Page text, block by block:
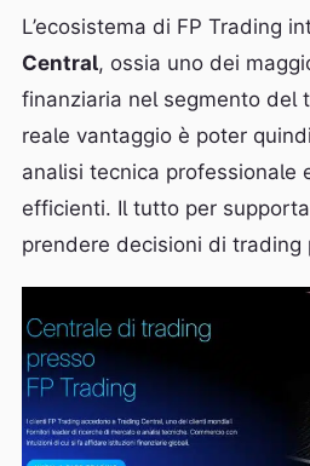
L’ecosistema di FP Trading
Central, ossia uno dei
finanziaria nel segmento del
reale vantaggio è poter
analisi tecnica professionale
efficienti. Il tutto per
prendere decisioni di trading